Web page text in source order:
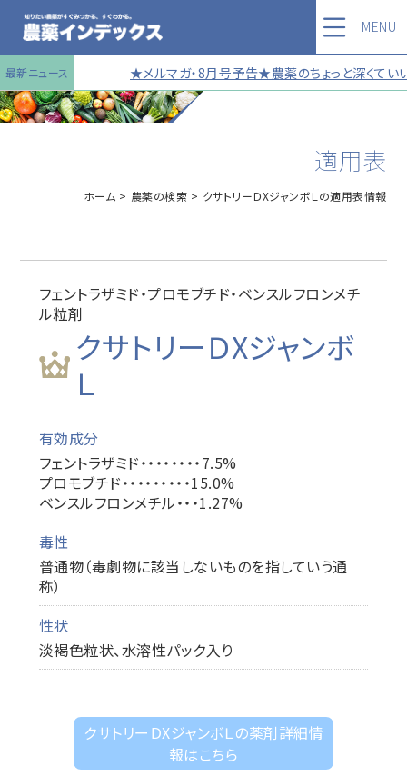
最新ニュース ★メルマガ・8月号予告★農薬のちょっと深く
MENU
適用表
ホーム 農薬の検索 クサトリーＤXジャンボＬの適用表情報
フェントラザミド・プロモブチド・ベンスルフロンメチ
ル粒剤
クサトリーＤXジャンボ
Ｌ
有効成分
フェントラザミド・・・・・・・・7.5%
プロモブチド・・・・・・・・・15.0%
ベンスルフロンメチル・・・1.27%
毒性
普通物（毒劇物に該当しないものを指していう通
称）
性状
淡褐色粒状、水溶性パック入り
クサトリーＤXジャンボＬの薬剤詳細情
報はこちら